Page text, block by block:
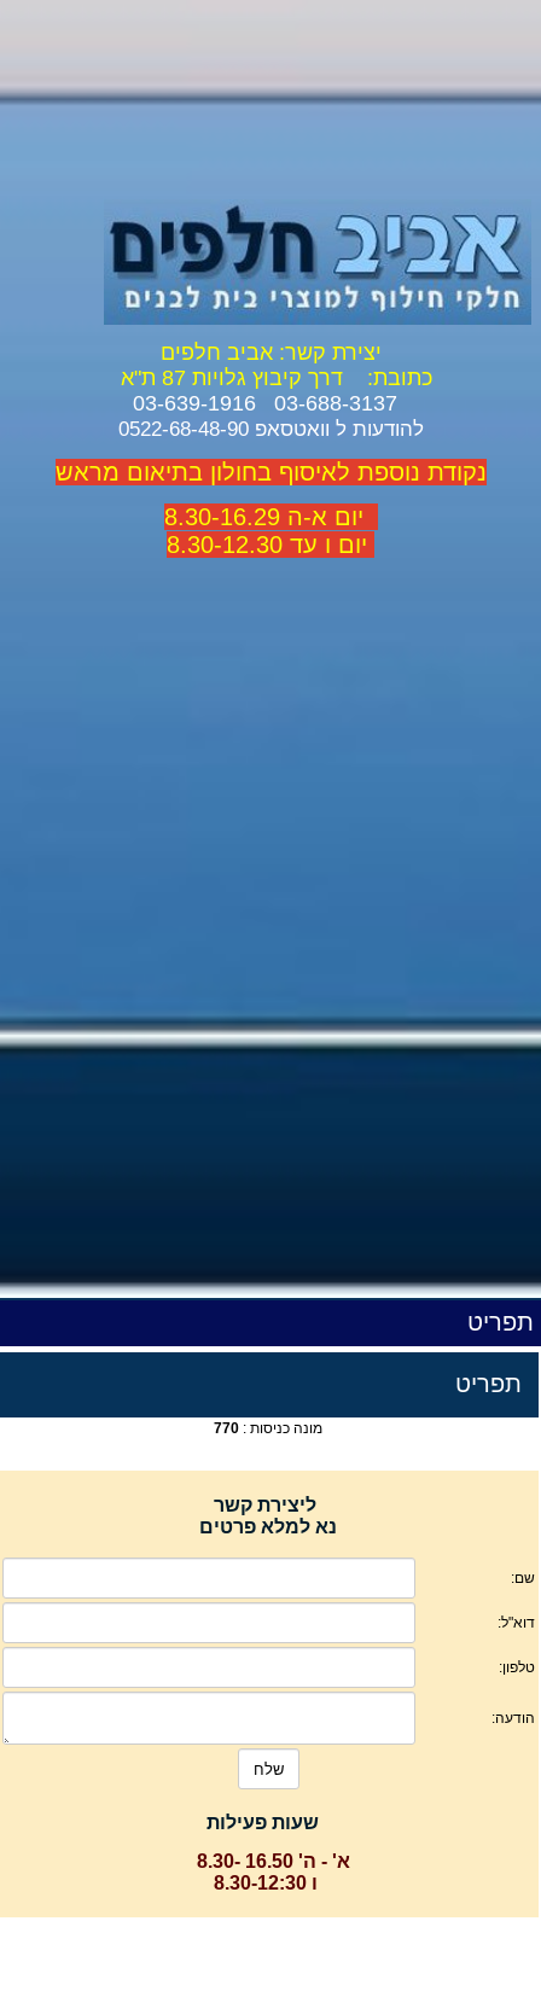
יצירת קשר: אביב חלפים
כתובת:
דרך קיבוץ גלויות 87 ת"א
להודעות ל וואטסאפ 0522-68-48-90
נקודת נוספת לאיסוף בחולון בתיאום מראש
יום א-ה 8.30-16.29
יום ו עד 8.30-12.30
תפריט
תפריט
מונה כניסות : 770
ליצירת קשר
נא למלא פרטים
שעות פעילות
א' - ה' 16.50 -8.30
ו 8.30-12:30